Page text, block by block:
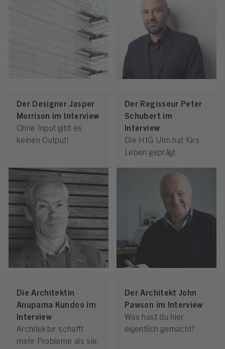
Der Designer Jasper
Morrison im Interview
Ohne Input gibt es
keinen Output!
Der Regisseur Peter
Schubert im
Interview
Die HfG Ulm hat fürs
Leben geprägt
Die Architektin
Anupama Kundoo im
Interview
Architektur schafft
mehr Probleme als sie
Der Architekt John
Pawson im Interview
Was hast du hier
eigentlich gemacht?